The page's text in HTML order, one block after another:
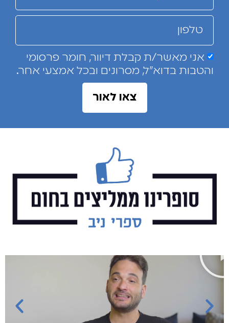
אני מאשר/ת קבלת דיוור, חומר פרסומי
והטבות בדוא"ל, מסרונים ובכל אמצעי אחר.
צאו לאור